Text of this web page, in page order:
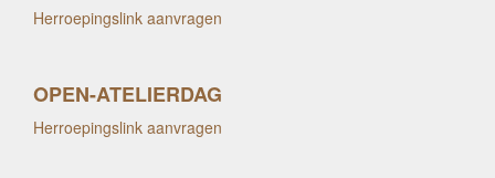
Herroepingslink aanvragen
OPEN-ATELIERDAG
Herroepingslink aanvragen